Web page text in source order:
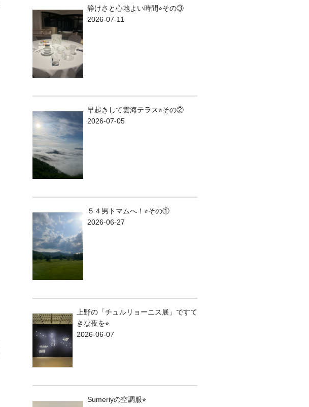
静けさと心地よい時間⭐︎その③
2026-07-11
早起きして雲海テラス⭐︎その②
2026-07-05
５４男トマムへ！⭐︎その①
2026-06-27
上野の「チュルリョーニス展」ですて
きな夜を⭐︎
2026-06-07
Sumeriyの空調服⭐︎